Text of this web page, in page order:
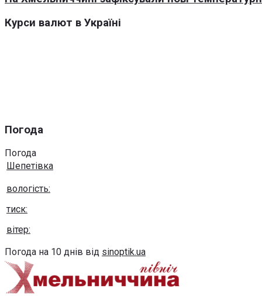
Курси валют в Україні
Погода
Погода
Шепетівка
вологість:
тиск:
вітер:
Погода на 10 днів від sinoptik.ua